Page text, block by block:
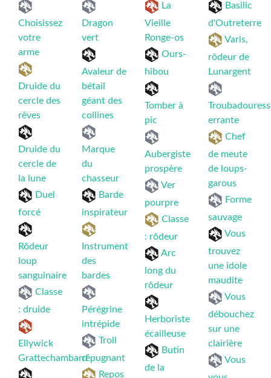
Choisissez
votre
arme
Druide du
cercle des
rêves
Druide du
cercle de
la lune
Duel
forcé
Rôdeur
loup
sanguinaire
Classe
: druide
Ellywick
Grattechambard
Dragon
vert
Avaleur de
bétail
géant des
collines
Marque
du
chasseur
Barde
inspirateur
Instrument
des
bardes
Pérégrine
intrépide
Troll
répugnant
Repos
La
Vieille
Ronge-os
Ours-
hibou
Tomber à
pic
Aubergiste
prospère
Ver
pourpre
Classe
: rôdeur
Arc
long du
rôdeur
Herboriste
écailleuse
Butin
de la
Basilic
d'Outreterre
Varis,
rôdeur de
Lunargent
errante
Chef
de meute
de loups-
garous
Forme
sauvage
Vous
trouvez
une idole
maudite
Vous
débouchez
sur une
clairière
Vous